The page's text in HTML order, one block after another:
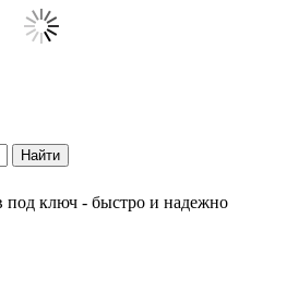
под ключ - быстро и надежно